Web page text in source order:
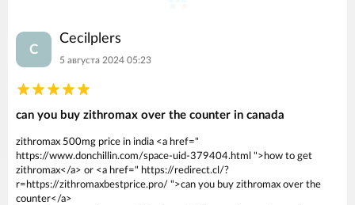
C
Cecilplers
5 августа 2024 05:23
can you buy zithromax over the counter in canada
zithromax 500mg price in india <a href="
https://www.donchillin.com/space-uid-379404.html ">how to get
zithromax</a> or <a href=" https://redirect.cl/?
r=https://zithromaxbestprice.pro/ ">can you buy zithromax over the
counter</a>